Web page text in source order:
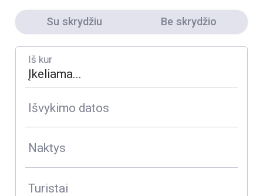
Su skrydžiu Be skrydžio
Iš kur
Išvykimo datos
Naktys
Turistai